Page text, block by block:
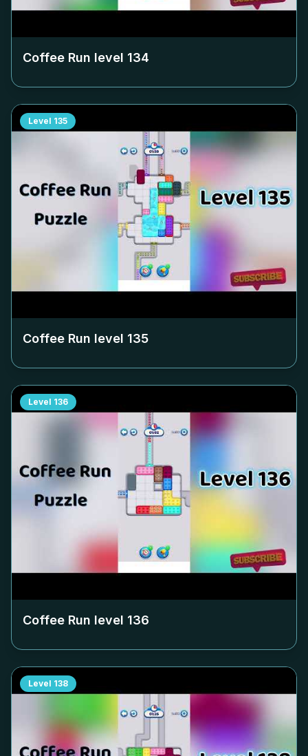
Coffee Run level 134
Level 135
Coffee Run level 135
Level 136
Coffee Run level 136
Level 138